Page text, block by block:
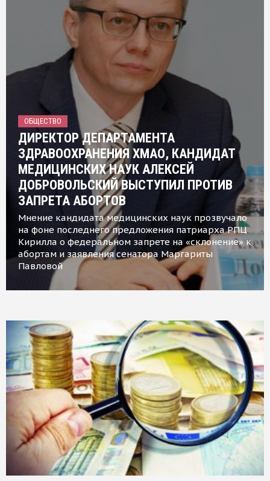
ОБЩЕСТВО
ДИРЕКТОР ДЕПАРТАМЕНТА
ЗДРАВООХРАНЕНИЯ ХМАО, КАНДИДАТ
МЕДИЦИНСКИХ НАУК АЛЕКСЕЙ
ДОБРОВОЛЬСКИЙ ВЫСТУПИЛ ПРОТИВ
ЗАПРЕТА АБОРТОВ
Мнение кандидата медицинских наук прозвучало
на фоне последнего предложения патриарха РПЦ
Кирилла о федеральном запрете на «склонение» к
абортам и заявления сенатора Маргариты
Павловой